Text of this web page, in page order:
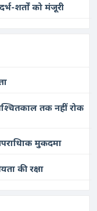
शर्तों को मंजूरी
तक नहीं रोक
मुकदमा
की रक्षा